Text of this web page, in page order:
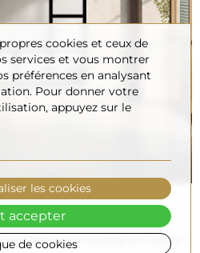
cadre noir ou des
idéal pour souligner cette
cookies et ceux de
services et vous montrer
préférences en analysant
Pour donner votre
appuyez sur le
de cookies
les cookies
accepter